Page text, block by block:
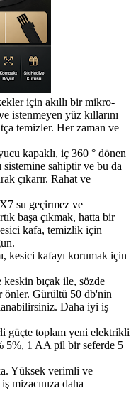
için akıllı bir mikro-
istenmeyen yüz kıllarını
temizler. Her zaman ve
kapaklı, iç 360 ° dönen
sistemine sahiptir ve bu da
çıkarır. Rahat ve
su geçirmez ve
başa çıkmak, hatta bir
kafa, temizlik için
kesici kafayı korumak için
bıçak ile, sözde
önler. Gürültü 50 db'nin
Daha iyi iş
güçte toplam yeni elektrikli
5%, 1 AA pil bir seferde 5
Yüksek verimli ve
mizacınıza daha